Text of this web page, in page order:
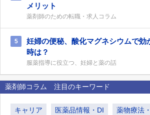
メリット
薬剤師のための転職・求人コラム
5
妊婦の便秘、酸化マグネシウムで効
時は？
服薬指導に役立つ、妊婦と薬の話
薬剤師コラム 注目のキーワード
キャリア 医薬品情報・DI 薬物療法